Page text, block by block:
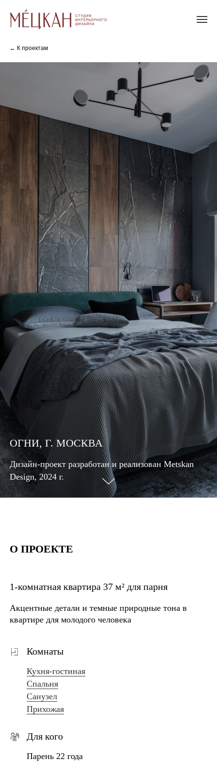
← К проектам
ОГНИ, Г. МОСКВА
Дизайн-проект разработан и реализован Metskan
Design, 2024 г.
О ПРОЕКТЕ
1-комнатная квартира 37 м² для парня
Акцентные детали и темные природные тона в
квартире для молодого человека
Комнаты
Кухня-гостиная
Спальня
Санузел
Прихожая
Для кого
Парень 22 года